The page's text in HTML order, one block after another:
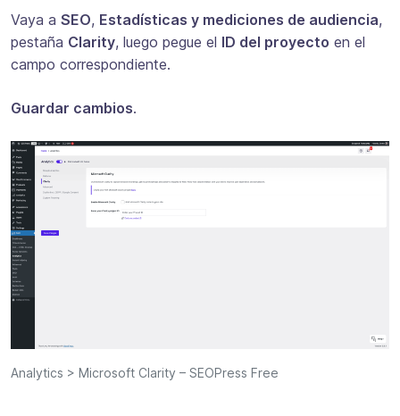
Vaya a SEO, Estadísticas y mediciones de audiencia,
pestaña Clarity, luego pegue el ID del proyecto en el
campo correspondiente.
Guardar cambios.
Analytics > Microsoft Clarity – SEOPress Free